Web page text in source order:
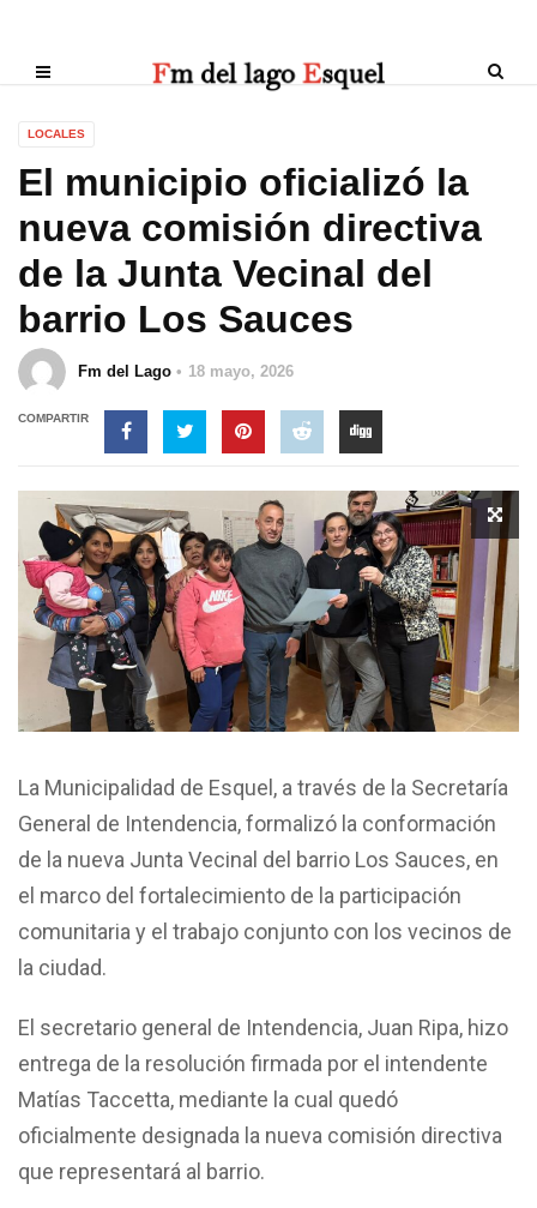
LOCALES
El municipio oficializó la
nueva comisión directiva
de la Junta Vecinal del
barrio Los Sauces
Fm del Lago 18 mayo, 2026
COMPARTIR
La Municipalidad de Esquel, a través de la Secretaría
General de Intendencia, formalizó la conformación
de la nueva Junta Vecinal del barrio Los Sauces, en
el marco del fortalecimiento de la participación
comunitaria y el trabajo conjunto con los vecinos de
la ciudad.
El secretario general de Intendencia, Juan Ripa, hizo
entrega de la resolución firmada por el intendente
Matías Taccetta, mediante la cual quedó
oficialmente designada la nueva comisión directiva
que representará al barrio.